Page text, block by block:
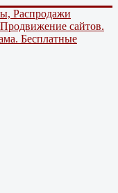
сайтов.
Бесплатные